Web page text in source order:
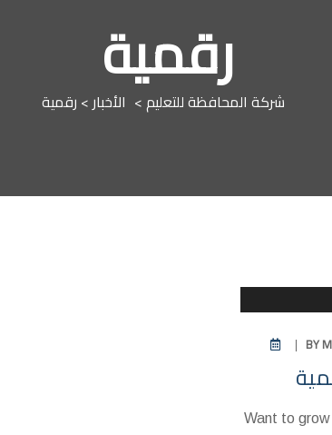
رقمية
شركة المحافظة للتعليم> الأخبار> رقمية
BY
Want to